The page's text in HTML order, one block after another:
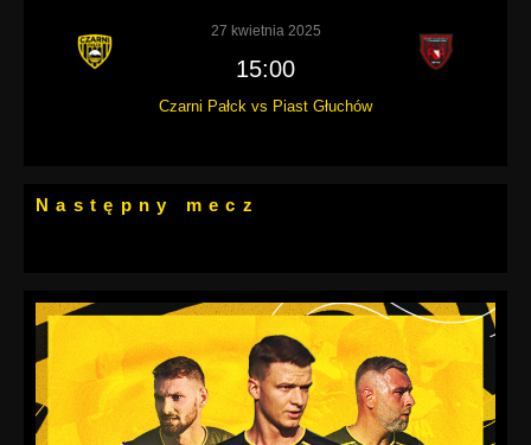
27 kwietnia 2025
15:00
Czarni Pałck vs Piast Głuchów
Następny mecz